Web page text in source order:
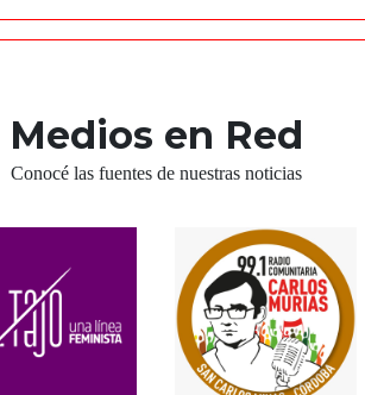
Medios en Red
Conocé las fuentes de nuestras noticias